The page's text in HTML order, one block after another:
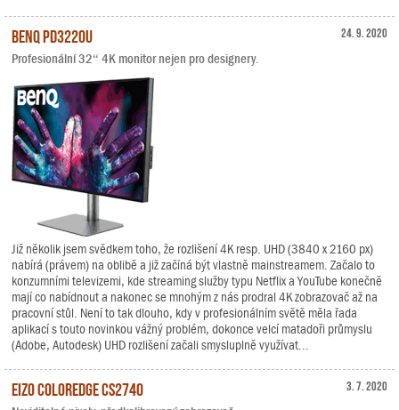
24. 9. 2020
BenQ PD3220U
Profesionální 32“ 4K monitor nejen pro designery.
Již několik jsem svědkem toho, že rozlišení 4K resp. UHD (3840 x 2160 px)
nabírá (právem) na oblibě a již začíná být vlastně mainstreamem. Začalo to
konzumními televizemi, kde streaming služby typu Netflix a YouTube konečně
mají co nabídnout a nakonec se mnohým z nás prodral 4K zobrazovač až na
pracovní stůl. Není to tak dlouho, kdy v profesionálním světě měla řada
aplikací s touto novinkou vážný problém, dokonce velcí matadoři průmyslu
(Adobe, Autodesk) UHD rozlišení začali smysluplně využívat...
3. 7. 2020
EIZO ColorEdge CS2740